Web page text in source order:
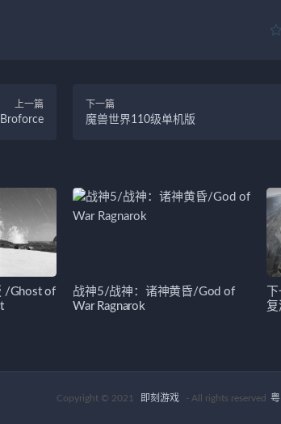
上一篇 下一篇
魔兽世界110级单机版
/Ghost of
战神5/战神：诸神黄昏/God of
War Ragnarok
复
Copyright © 2021 即刻游戏 - All rights reserved